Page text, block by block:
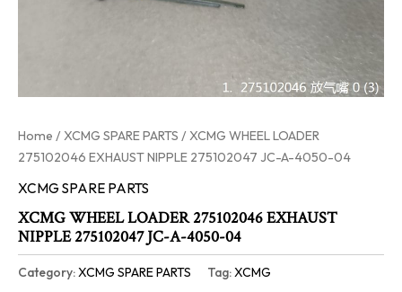
Home /XCMG SPARE PARTS / XCMG WHEEL LOADER
275102046 EXHAUST NIPPLE 275102047 JC-A-4050-04
XCMG SPARE PARTS
XCMG WHEEL LOADER 275102046 EXHAUST
NIPPLE 275102047 JC-A-4050-04
Category:XCMG SPARE PARTS Tag:XCMG